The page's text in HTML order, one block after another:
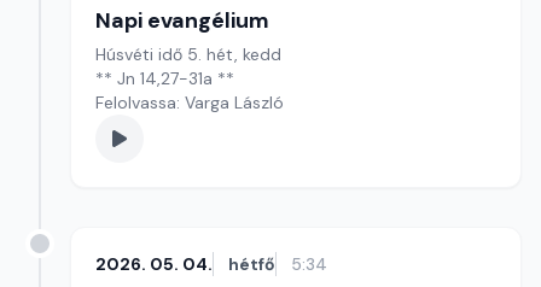
Napi evangélium
Húsvéti idő 5. hét, kedd
** Jn 14,27-31a **
Felolvassa: Varga László
2026. 05. 04. hétfő 5:34